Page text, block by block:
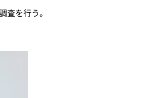
査を行う。